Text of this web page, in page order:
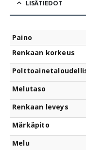
LISÄTIEDOT
Paino
Renkaan korkeus
Melutaso
Renkaan leveys
Märkäpito
Melu